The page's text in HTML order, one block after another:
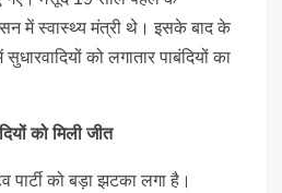
में स्वास्थ्य मंत्री थे। इसके बाद के
सुधारवादियों को लगातार पाबंदियों का
को मिली जीत
पार्टी को बड़ा झटका लगा है।